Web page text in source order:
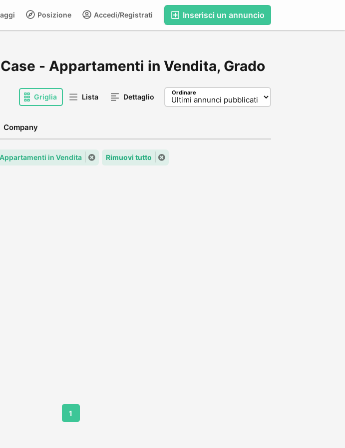
Inserisci un annuncio
Accedi/Registrati
Posizione
- Appartamenti in Vendita, Grado
Griglia Lista Dettaglio Ordinare
Company
in Vendita Rimuovi tutto
1